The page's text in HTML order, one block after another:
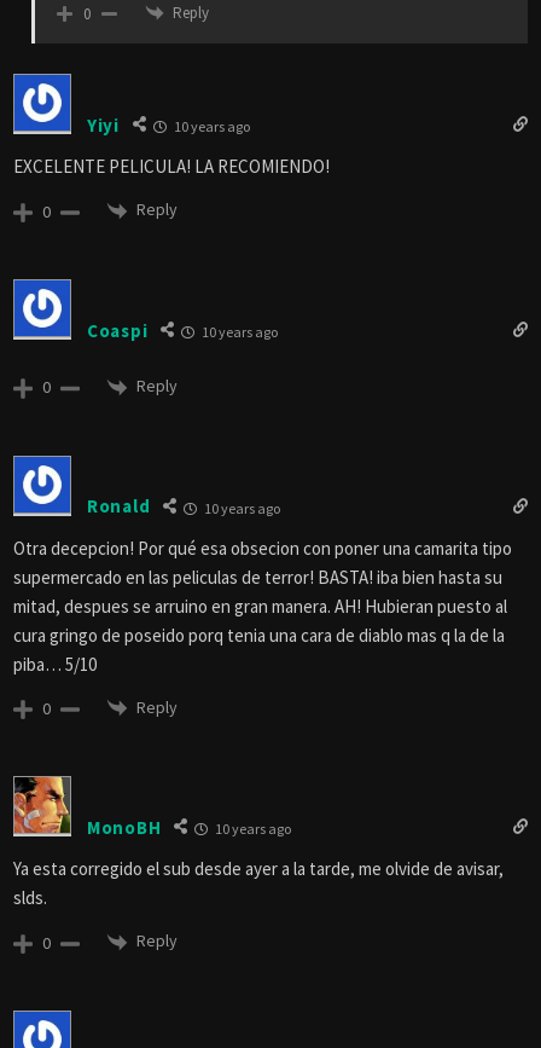
0 Reply
Yiyi 10 years ago
EXCELENTE PELICULA! LA RECOMIENDO!
0 Reply
Coaspi 10 years ago
0 Reply
Ronald 10 years ago
Otra decepcion! Por qué esa obsecion con poner una camarita tipo
supermercado en las peliculas de terror! BASTA! iba bien hasta su
mitad, despues se arruino en gran manera. AH! Hubieran puesto al
cura gringo de poseido porq tenia una cara de diablo mas q la de la
piba… 5/10
0 Reply
MonoBH 10 years ago
Ya esta corregido el sub desde ayer a la tarde, me olvide de avisar,
slds.
0 Reply